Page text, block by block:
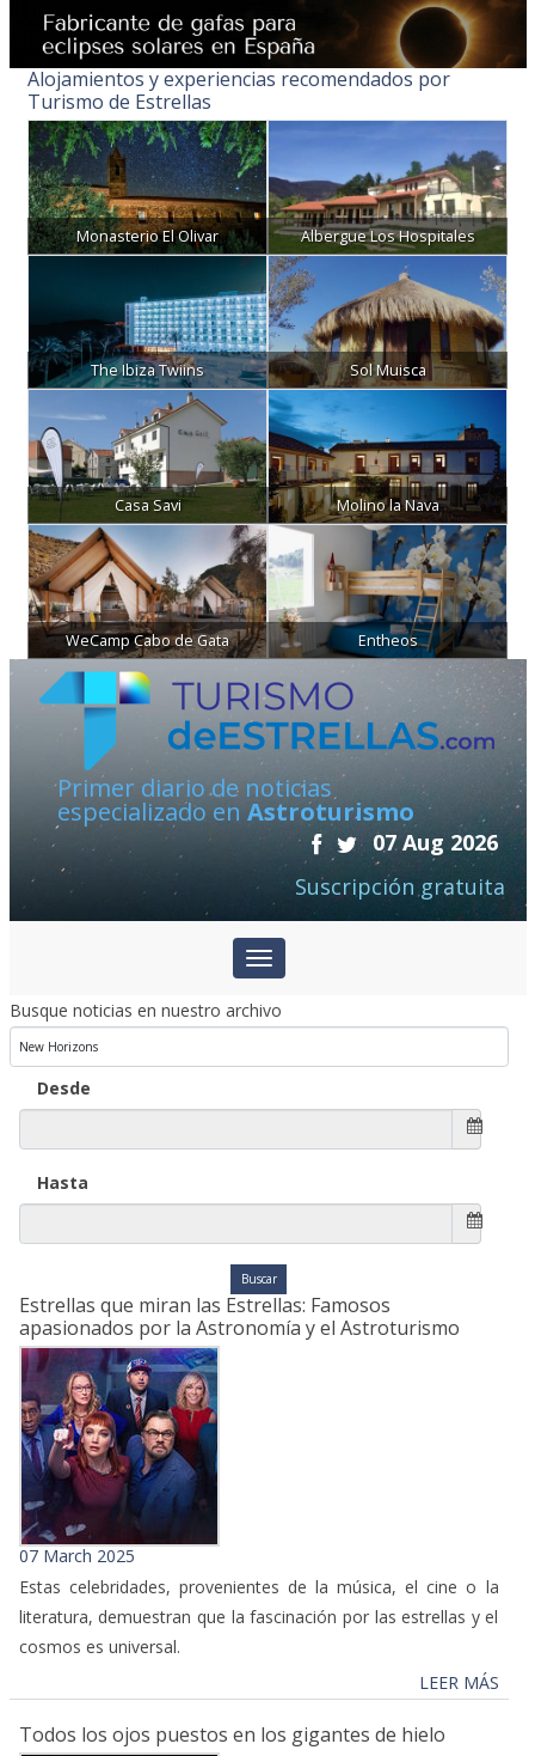
Alojamientos y experiencias recomendados por
Turismo de Estrellas
Monasterio El Olivar Albergue Los Hospitales
The Ibiza Twiins Sol Muisca
Casa Savi Molino la Nava
WeCamp Cabo de Gata Entheos
Primer diario de noticias
especializado en Astroturismo
07 Aug 2026
Suscripción gratuita
Busque noticias en nuestro archivo
Desde
Hasta
Estrellas que miran las Estrellas: Famosos
apasionados por la Astronomía y el Astroturismo
07 March 2025
Estas celebridades, provenientes de la música, el cine o la
literatura, demuestran que la fascinación por las estrellas y el
cosmos es universal.
LEER MÁS
Todos los ojos puestos en los gigantes de hielo